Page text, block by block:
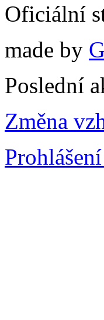
Oficiální
made by
Poslední
Změna